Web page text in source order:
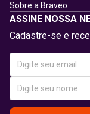
Sobre a Braveo
ASSINE NOSSA
Cadastre-se e